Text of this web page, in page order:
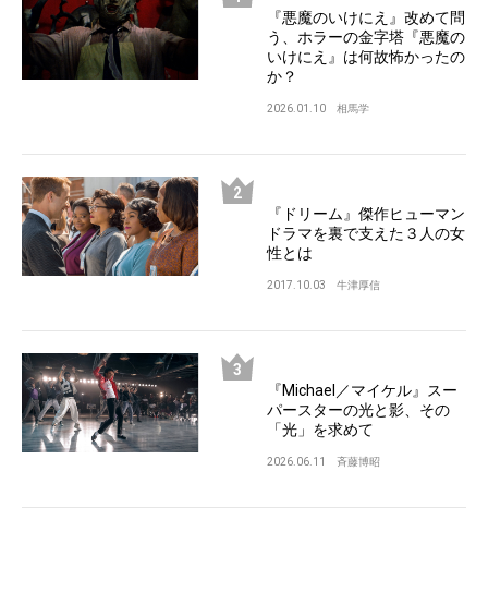
『悪魔のいけにえ』改めて問
う、ホラーの金字塔『悪魔の
いけにえ』は何故怖かったの
か？
2026.01.10 相馬学
『ドリーム』傑作ヒューマン
ドラマを裏で支えた３人の女
性とは
2017.10.03 牛津厚信
『Michael／マイケル』スー
パースターの光と影、その
「光」を求めて
2026.06.11 斉藤博昭